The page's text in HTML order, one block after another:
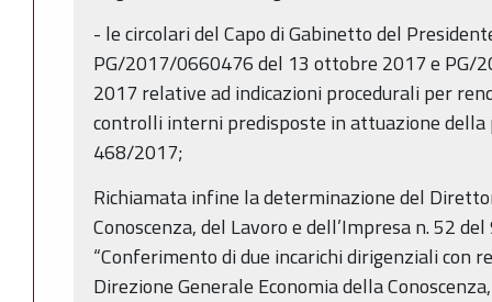
- le circolari del Capo di Gabinetto del
PG/2017/0660476 del 13 ottobre 2017 e PG/
2017 relative ad indicazioni procedurali per
controlli interni predisposte in attuazione della
468/2017;
Richiamata infine la determinazione del
Conoscenza, del Lavoro e dell’Impresa n. 52
“Conferimento di due incarichi dirigenziali con
Direzione Generale Economia della